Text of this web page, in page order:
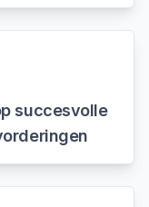
succesvolle